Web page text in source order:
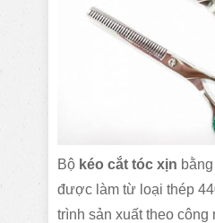
Bộ kéo cắt tóc xịn
được làm từ loại thép
trình sản xuất theo công